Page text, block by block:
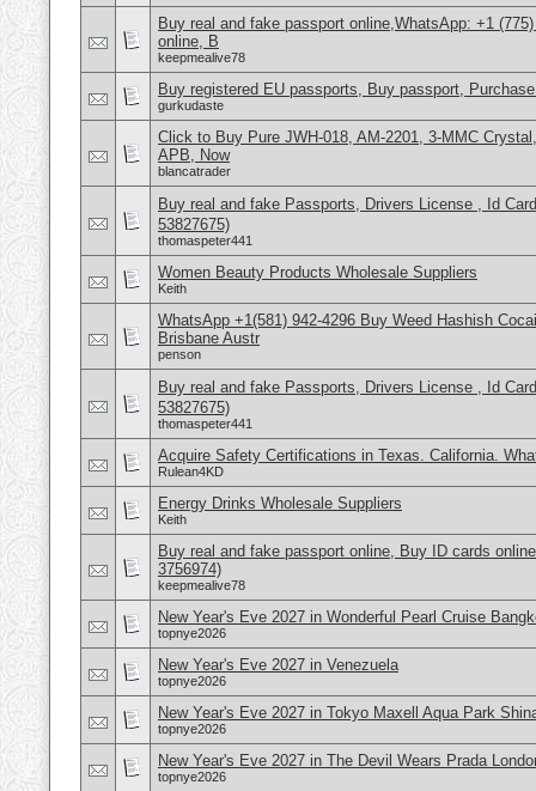
Buy real and fake passport online,WhatsApp: +1
online, B
keepmealive78
Buy registered EU passports, Buy passport,
gurkudaste
Click to Buy Pure JWH-018, AM-2201, 3-MMC
APB, Now
blancatrader
Buy real and fake Passports, Drivers License , Id
53827675)
thomaspeter441
Women Beauty Products Wholesale Suppliers
Keith
WhatsApp +1(581) 942-4296 Buy Weed Hashish
Brisbane Austr
penson
Buy real and fake Passports, Drivers License , Id
53827675)
thomaspeter441
Acquire Safety Certifications in Texas. California.
Rulean4KD
Energy Drinks Wholesale Suppliers
Keith
Buy real and fake passport online, Buy ID cards
3756974)
keepmealive78
New Year's Eve 2027 in Wonderful Pearl Cruise
topnye2026
New Year's Eve 2027 in Venezuela
topnye2026
New Year's Eve 2027 in Tokyo Maxell Aqua Park
topnye2026
New Year's Eve 2027 in The Devil Wears Prada
topnye2026